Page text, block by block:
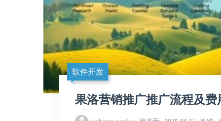
软件开发
果洛营销推广推广流程及费